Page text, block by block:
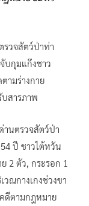
วจสัตว์ป่าท่า
บกุมแก๊งชาว
ามร่างกาย
สารภาพ
านตรวจสัตว์ป่า
ปี ชาวไต้หวัน
2 ตัว, กระรอก 1
ณกางเกงช่วงขา
ดีตามกฎหมาย